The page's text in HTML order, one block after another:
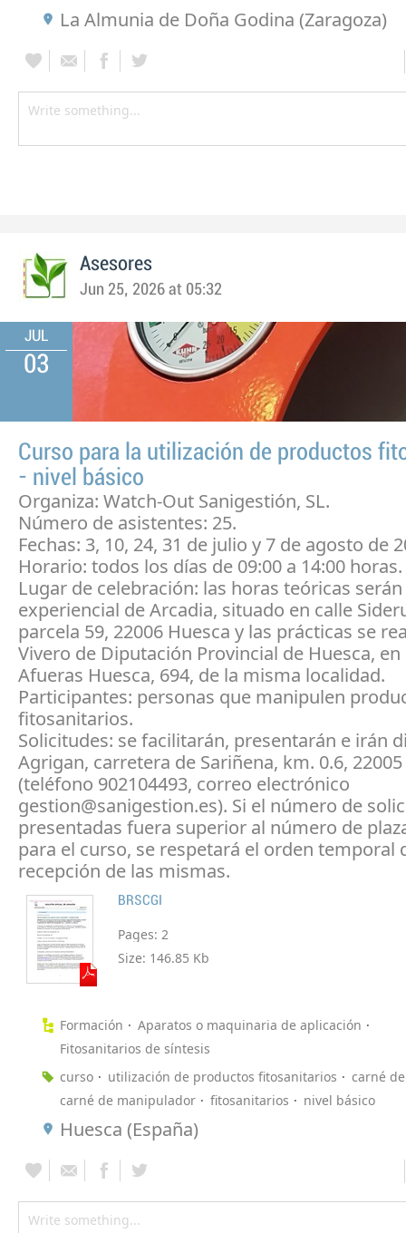
La Almunia de Doña Godina (Zaragoza)
Asesores
Jun 25, 2026 at 05:32
JUL
03
Curso para la utilización de productos
- nivel básico
Organiza: Watch-Out Sanigestión, SL.
Número de asistentes: 25.
Fechas: 3, 10, 24, 31 de julio y 7 de agosto de
Horario: todos los días de 09:00 a 14:00 horas.
Lugar de celebración: las horas teóricas serán
experiencial de Arcadia, situado en calle
parcela 59, 22006 Huesca y las prácticas se
Vivero de Diputación Provincial de Huesca,
Afueras Huesca, 694, de la misma localidad.
Participantes: personas que manipulen
fitosanitarios.
Solicitudes: se facilitarán, presentarán e irán
Agrigan, carretera de Sariñena, km. 0.6,
(teléfono 902104493, correo electrónico
gestion@sanigestion.es). Si el número de
presentadas fuera superior al número de
para el curso, se respetará el orden temporal
recepción de las mismas.
BRSCGI
Pages: 2
Size: 146.85 Kb
Formación
Aparatos o maquinaria de aplicación
Fitosanitarios de síntesis
curso
utilización de productos fitosanitarios
carné
carné de manipulador
fitosanitarios nivel básico
Huesca (España)